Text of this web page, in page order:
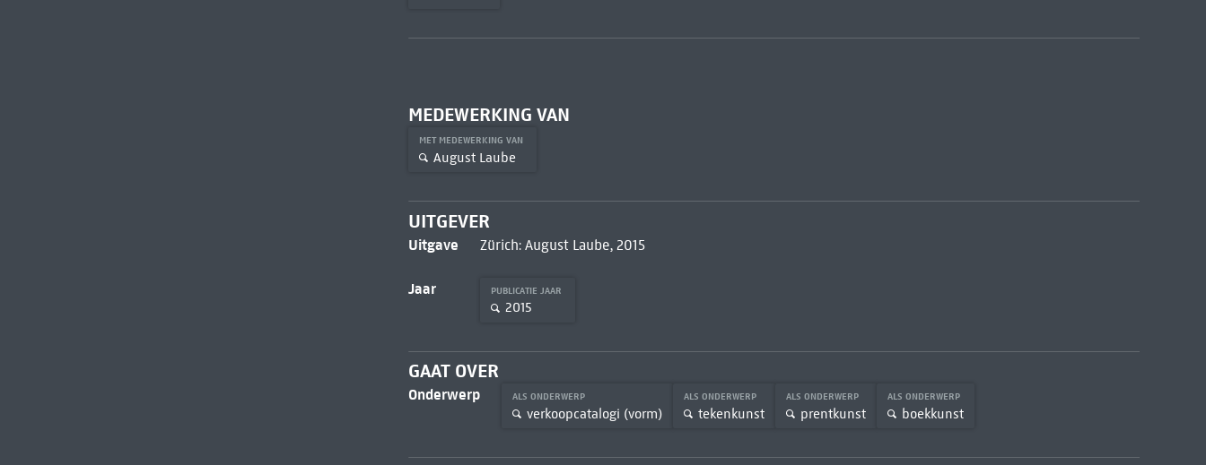
MEDEWERKING VAN
MET MEDEWERKING VAN
August Laube
UITGEVER
Uitgave Zürich: August Laube, 2015
Jaar PUBLICATIE JAAR
2015
GAAT OVER
Onderwerp ALS ONDERWERP
verkoopcatalogi (vorm)
ALS ONDERWERP
tekenkunst
ALS ONDERWERP
prentkunst
ALS ONDERWERP
boekkunst